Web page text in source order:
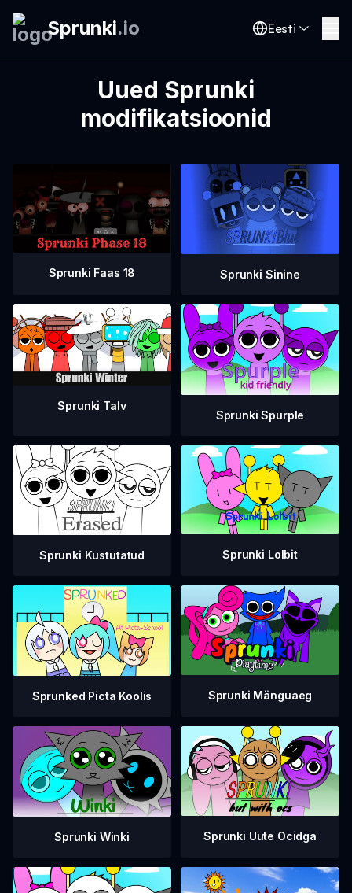
Sprunki.io Eesti
Uued Sprunki
modifikatsioonid
Sprunki Faas 18 Sprunki Sinine
Sprunki Talv
Sprunki Spurple
Sprunki Kustutatud Sprunki Lolbit
Sprunked Picta Koolis Sprunki Mänguaeg
Sprunki Winki Sprunki Uute Ocidga